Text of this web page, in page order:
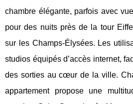
chambre élégante, parfois avec
pour des nuits près de la tour
sur les Champs-Élysées. Les
studios équipés d’accès internet,
des sorties au cœur de la ville.
appartement propose une